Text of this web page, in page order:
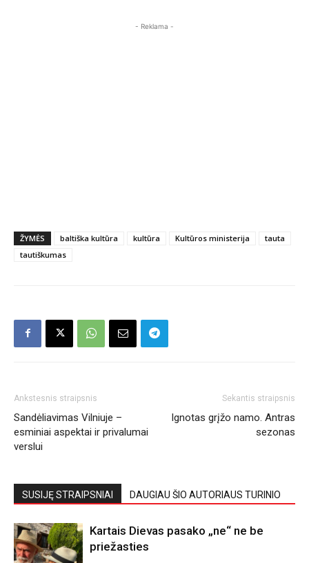
- Reklama -
ŽYMĖS baltiška kultūra kultūra Kultūros ministerija
tauta
tautiškumas
Ankstesnis straipsnis
Sandėliavimas Vilniuje –
esminiai aspektai ir privalumai
verslui
Sekantis straipsnis
Ignotas grįžo namo. Antras
sezonas
SUSIJĘ STRAIPSNIAI DAUGIAU ŠIO AUTORIAUS TURINIO
Kartais Dievas pasako „ne“ ne be
priežasties